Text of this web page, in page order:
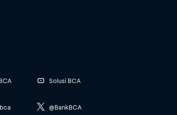
Solusi BCA
@BankBCA